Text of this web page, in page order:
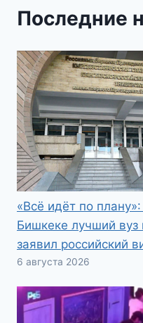
Последние
«Всё идёт по
Бишкеке лучший вуз
заявил российский
6 августа 2026